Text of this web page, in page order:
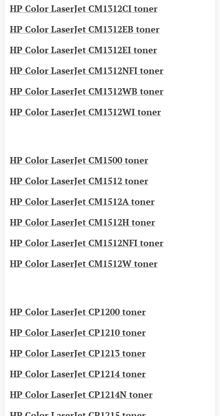
HP Color LaserJet CM1312CI toner
HP Color LaserJet CM1312EB toner
HP Color LaserJet CM1312EI toner
HP Color LaserJet CM1312NFI toner
HP Color LaserJet CM1312WB toner
HP Color LaserJet CM1312WI toner
HP Color LaserJet CM1500 toner
HP Color LaserJet CM1512 toner
HP Color LaserJet CM1512A toner
HP Color LaserJet CM1512H toner
HP Color LaserJet CM1512NFI toner
HP Color LaserJet CM1512W toner
HP Color LaserJet CP1200 toner
HP Color LaserJet CP1210 toner
HP Color LaserJet CP1213 toner
HP Color LaserJet CP1214 toner
HP Color LaserJet CP1214N toner